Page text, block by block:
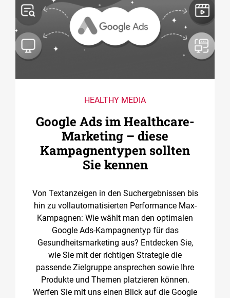
HEALTHY MEDIA
Google Ads im Healthcare-
Marketing – diese
Kampagnentypen sollten
Sie kennen
Von Textanzeigen in den Suchergebnissen bis
hin zu vollautomatisierten Performance Max-
Kampagnen: Wie wählt man den optimalen
Google Ads-Kampagnentyp für das
Gesundheitsmarketing aus? Entdecken Sie,
wie Sie mit der richtigen Strategie die
passende Zielgruppe ansprechen sowie Ihre
Produkte und Themen platzieren können.
Werfen Sie mit uns einen Blick auf die Google